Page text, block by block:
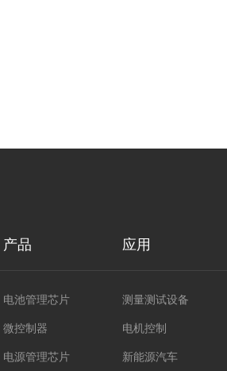
产品
电池管理芯片
微控制器
电源管理芯片
应用
测量测试设备
电机控制
新能源汽车